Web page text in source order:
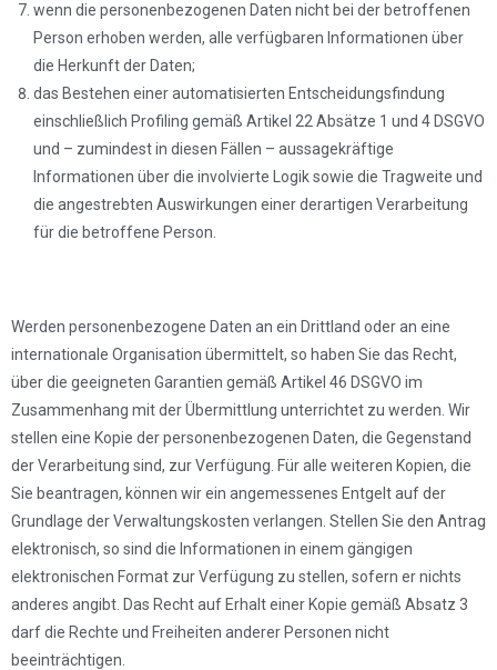
wenn die personenbezogenen Daten nicht bei der betroffenen
Person erhoben werden, alle verfügbaren Informationen über
die Herkunft der Daten;
das Bestehen einer automatisierten Entscheidungsfindung
einschließlich Profiling gemäß Artikel 22 Absätze 1 und 4 DSGVO
und – zumindest in diesen Fällen – aussagekräftige
Informationen über die involvierte Logik sowie die Tragweite und
die angestrebten Auswirkungen einer derartigen Verarbeitung
für die betroffene Person.
Werden personenbezogene Daten an ein Drittland oder an eine
internationale Organisation übermittelt, so haben Sie das Recht,
über die geeigneten Garantien gemäß Artikel 46 DSGVO im
Zusammenhang mit der Übermittlung unterrichtet zu werden. Wir
stellen eine Kopie der personenbezogenen Daten, die Gegenstand
der Verarbeitung sind, zur Verfügung. Für alle weiteren Kopien, die
Sie beantragen, können wir ein angemessenes Entgelt auf der
Grundlage der Verwaltungskosten verlangen. Stellen Sie den Antrag
elektronisch, so sind die Informationen in einem gängigen
elektronischen Format zur Verfügung zu stellen, sofern er nichts
anderes angibt. Das Recht auf Erhalt einer Kopie gemäß Absatz 3
darf die Rechte und Freiheiten anderer Personen nicht
beeinträchtigen.